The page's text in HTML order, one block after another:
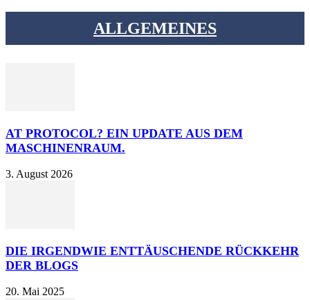
ALLGEMEINES
AT PROTOCOL? EIN UPDATE AUS DEM
MASCHINENRAUM.
3. August 2026
DIE IRGENDWIE ENTTÄUSCHENDE RÜCKKEHR
DER BLOGS
20. Mai 2025